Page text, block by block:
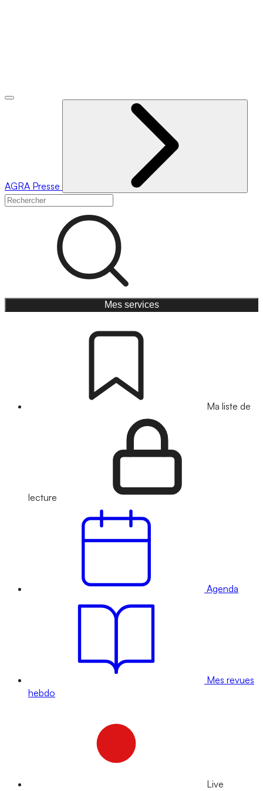
AGRA Presse
Mes services
Ma liste de
lecture
Agenda
Mes revues
hebdo
Live